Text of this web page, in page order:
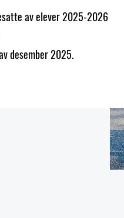
av elever 2025-2026
desember 2025.